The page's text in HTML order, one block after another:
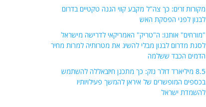
מקורות זרים: כך צה"ל מקבע קווי הגנה טקטיים בדרום
לבנון לפני הפסקת האש
"מורחים" אותנו: ה"טריק" האמריקאי לדרישה מישראל
לסגת מדרום לבנון מבלי להשיג את מטרותיה למרות מחיר
הדמים הכבד ששלמה
8.5 מיליארד דולר נזק: כך מתכנן חיזבאללה להשתמש
בכספים המופשרים של איראן להמשך פעילויותיו
להשמדת ישראל